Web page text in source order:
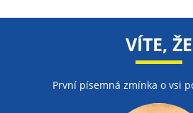
VÍTE, ŽE
První písemná zmínka o vsi